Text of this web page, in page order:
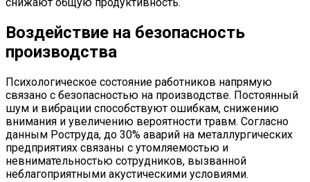
снижают общую продуктивность.
Воздействие на безопасность
производства
Психологическое состояние работников напрямую
связано с безопасностью на производстве. Постоянный
шум и вибрации способствуют ошибкам, снижению
внимания и увеличению вероятности травм. Согласно
данным Роструда, до 30% аварий на металлургических
предприятиях связаны с утомляемостью и
невнимательностью сотрудников, вызванной
неблагоприятными акустическими условиями.